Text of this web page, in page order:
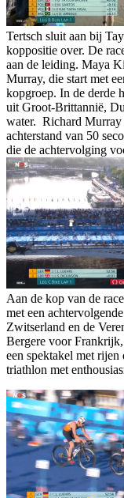
Tertsch sluit aan bij
koppositie over. De
aan de leiding. Maya
Murray, die start met
kopgroep. In de derde
uit Groot-Brittannië,
water. Richard Murray
achterstand van 50
die de achtervolging
Aan de kop van de
met een
Zwitserland en de
Bergere voor Frankrijk,
een spektakel met
triathlon met